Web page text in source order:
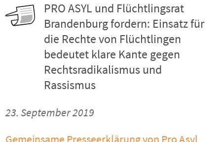
PRO ASYL und Flüchtlingsrat
Brandenburg fordern: Einsatz für
die Rechte von Flüchtlingen
bedeutet klare Kante gegen
Rechtsradikalismus und
Rassismus
23. September 2019
Gemeinsame Presseerklärung von Pro Asyl